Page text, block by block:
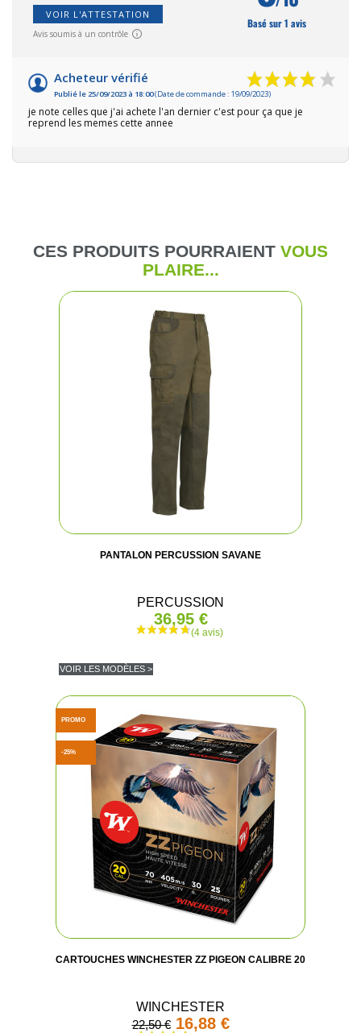
VOIR L'ATTESTATION
Avis soumis à un contrôle
Basé sur 1 avis
Acheteur vérifié
Publié le 25/09/2023 à 18:00(Date de commande : 19/09/2023)
je note celles que j'ai achete l'an dernier c'est pour ça que je
reprend les memes cette annee
CES PRODUITS POURRAIENT VOUS
PLAIRE...
PANTALON PERCUSSION SAVANE
PERCUSSION
36,95 €
VOIR LES MODÈLES >
CARTOUCHES WINCHESTER ZZ PIGEON CALIBRE 20
WINCHESTER
22,50 € 16,88 €
PROMO
-25%